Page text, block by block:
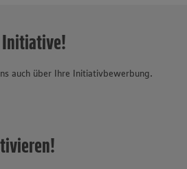
Initiative!
auch über Ihre Initiativbewerbung.